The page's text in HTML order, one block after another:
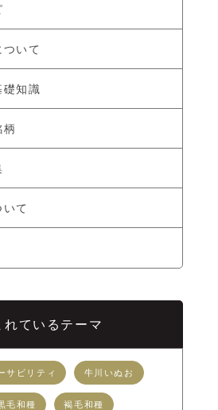
いて
礎知識
て
れているテーマ
サビリティ 牛川いぬお
毛和種 褐毛和種